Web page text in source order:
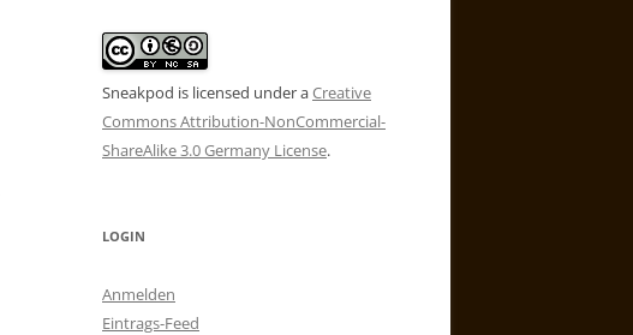
Sneakpod is licensed under aCreative
Commons Attribution-NonCommercial-
ShareAlike 3.0 Germany License.
LOGIN
Anmelden
Eintrags-Feed